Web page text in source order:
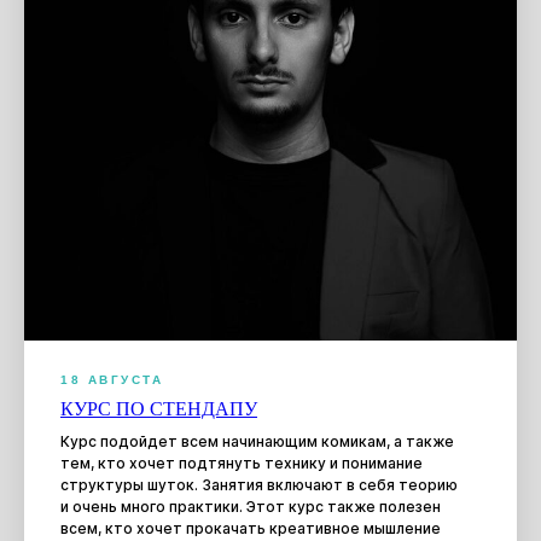
18 АВГУСТА
КУРС ПО СТЕНДАПУ
Курс подойдет всем начинающим комикам, а также
тем, кто хочет подтянуть технику и понимание
структуры шуток. Занятия включают в себя теорию
и очень много практики. Этот курс также полезен
всем, кто хочет прокачать креативное мышление
комедийной тусовке.
ЖИВОЕ СООБЩЕСТВО
/03 ОПЫТ И МЕТОДИКА
Мы 10 лет обучаем импровизации и уже 4 года
развиваем стендап-сообщество в Москве.
Мы хорошо знаем, как сделать обучение
После курса ты сможешь сразу же выйти на
сцену: участвовать в открытых микрофонах,
прожарках и шоу, которые мы регулярно
проводим. Практика — не потом, а сразу.